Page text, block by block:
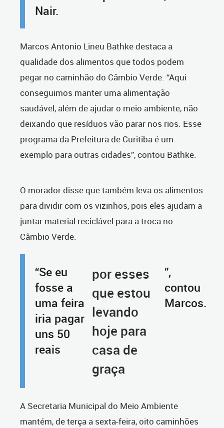
Nair.
Marcos Antonio Lineu Bathke destaca a
qualidade dos alimentos que todos podem
pegar no caminhão do Câmbio Verde. “Aqui
conseguimos manter uma alimentação
saudável, além de ajudar o meio ambiente, não
deixando que resíduos vão parar nos rios. Esse
programa da Prefeitura de Curitiba é um
exemplo para outras cidades”, contou Bathke.
O morador disse que também leva os alimentos
para dividir com os vizinhos, pois eles ajudam a
juntar material reciclável para a troca no
Câmbio Verde.
“Se eu
fosse a
uma feira
iria pagar
uns 50
reais
por esses
que estou
levando
hoje para
casa de
graça
”,
contou
Marcos.
A Secretaria Municipal do Meio Ambiente
mantém, de terça a sexta-feira, oito caminhões